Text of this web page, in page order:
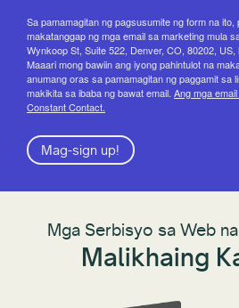
Sa pamamagitan ng pagsusumite ng form na
makatanggap ng mga email sa marketing mula
Wynkoop St, Suite 522, Denver, CO, 80202,
Maaari mong bawiin ang iyong pahintulot na
anumang oras sa pamamagitan ng paggamit sa
makikita sa ibaba ng bawat email. Ang mga
Constant Contact.
Mag-sign up!
Mga Serbisyo sa Web
Malikhaing